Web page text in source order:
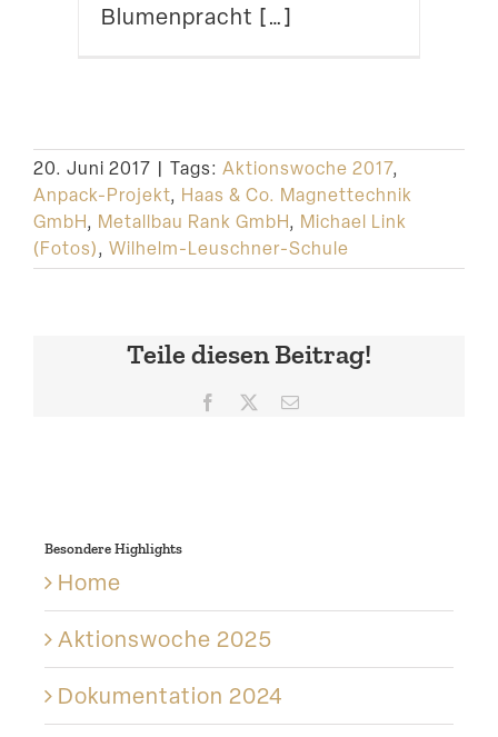
Blumenpracht […]
20. Juni 2017 | Tags: Aktionswoche 2017,
Anpack-Projekt, Haas & Co. Magnettechnik
GmbH, Metallbau Rank GmbH, Michael Link
(Fotos), Wilhelm-Leuschner-Schule
Teile diesen Beitrag!
Facebook E-
Besondere Highlights
Home
Aktions­woche 2025
Dokumen­tation 2024